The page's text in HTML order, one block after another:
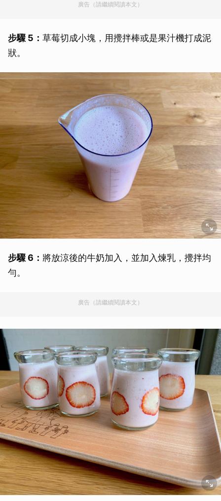
廣告（請繼續閱讀本文）
步驟 5： 草莓切成小塊，用攪拌棒或是果汁機打成泥
狀。
步驟 6： 將放涼後的牛奶加入，並加入煉乳，攪拌均
勻。
廣告（請繼續閱讀本文）